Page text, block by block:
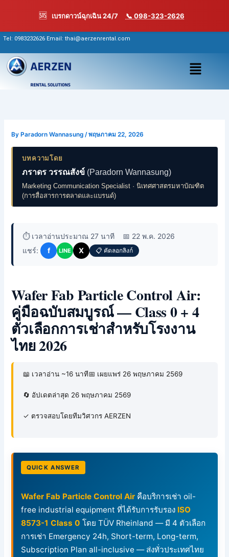
🆘 เบรกดาวน์ฉุกเฉิน 24/7 📞 098-323-2626
content
Tel: 0983232626 Email: thai@aerzenrental.com
เมนู
By Paradorn Wannasung/พฤษภาคม 22, 2026
บทความโดย
ภราดร วรรณสังข์ (Paradorn Wannasung)
Marketing Communication Specialist · นิเทศศาสตรมหาบัณฑิต
(การสื่อสารการตลาดและแบรนด์)
⏱️ เวลาอ่านประมาณ 27 นาที
📅 22 พ.ค. 2026
แชร์:
f LINE X 📋 คัดลอกลิงก์
Wafer Fab Particle Control Air:
คู่มือฉบับสมบูรณ์ — Class 0 + 4
ตัวเลือกการเช่าสำหรับโรงงาน
ไทย 2026
📖 เวลาอ่าน ~16 นาที📅 เผยแพร่ 26 พฤษภาคม 2569
🔄 อัปเดตล่าสุด 26 พฤษภาคม 2569
✓ ตรวจสอบโดยทีมวิศวกร AERZEN
QUICK ANSWER
Wafer Fab Particle Control Air คือบริการเช่า oil-
free industrial equipment ที่ได้รับการรับรอง ISO
8573-1 Class 0 โดย TÜV Rheinland — มี 4 ตัวเลือก
การเช่า Emergency 24h, Short-term, Long-term,
Subscription Plan all-inclusive — ส่งทั่วประเทศไทย